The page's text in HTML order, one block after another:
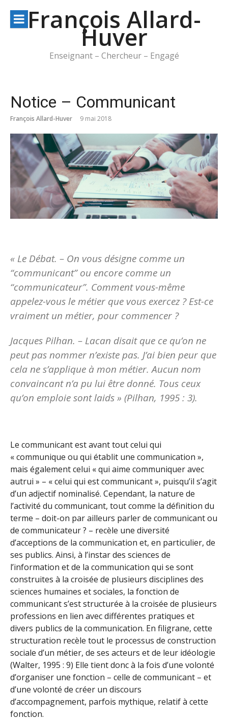
contenuFrançois Allard-
Huver
Enseignant – Chercheur – Engagé
Notice – Communicant
François Allard-Huver 9 mai 2018
« Le Débat. – On vous désigne comme un
“communicant” ou encore comme un
“communicateur”. Comment vous-même
appelez-vous le métier que vous exercez ? Est-ce
vraiment un métier, pour commencer ?
Jacques Pilhan. – Lacan disait que ce qu’on ne
peut pas nommer n’existe pas. J’ai bien peur que
cela ne s’applique à mon métier. Aucun nom
convaincant n’a pu lui être donné. Tous ceux
qu’on emploie sont laids » (Pilhan, 1995 : 3).
Le communicant est avant tout celui qui
« communique ou qui établit une communication »,
mais également celui « qui aime communiquer avec
autrui » – « celui qui est communicant », puisqu’il s’agit
d’un adjectif nominalisé. Cependant, la nature de
l’activité du communicant, tout comme la définition du
terme – doit-on par ailleurs parler de communicant ou
de communicateur ? – recèle une diversité
d’acceptions de la communication et, en particulier, de
ses publics. Ainsi, à l’instar des sciences de
l’information et de la communication qui se sont
construites à la croisée de plusieurs disciplines des
sciences humaines et sociales, la fonction de
communicant s’est structurée à la croisée de plusieurs
professions en lien avec différentes pratiques et
divers publics de la communication. En filigrane, cette
structuration recèle tout le processus de construction
sociale d’un métier, de ses acteurs et de leur idéologie
(Walter, 1995 : 9) Elle tient donc à la fois d’une volonté
d’organiser une fonction – celle de communicant – et
d’une volonté de créer un discours
d’accompagnement, parfois mythique, relatif à cette
fonction.